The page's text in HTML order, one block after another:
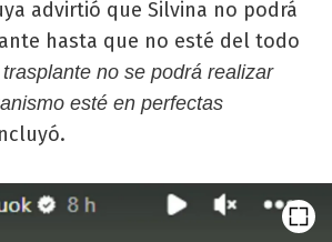
advirtió que Silvina no podrá
hasta que no esté del todo
trasplante no se podrá realizar
esté en perfectas